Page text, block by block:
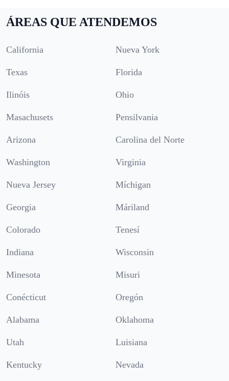
ÁREAS QUE ATENDEMOS
California Nueva York
Texas Florida
Ilinóis Ohio
Masachusets Pensilvania
Arizona Carolina del Norte
Washington Virginia
Nueva Jersey Míchigan
Georgia Máriland
Colorado Tenesí
Indiana Wisconsin
Minesota Misuri
Conécticut Oregón
Alabama Oklahoma
Utah Luisiana
Kentucky Nevada